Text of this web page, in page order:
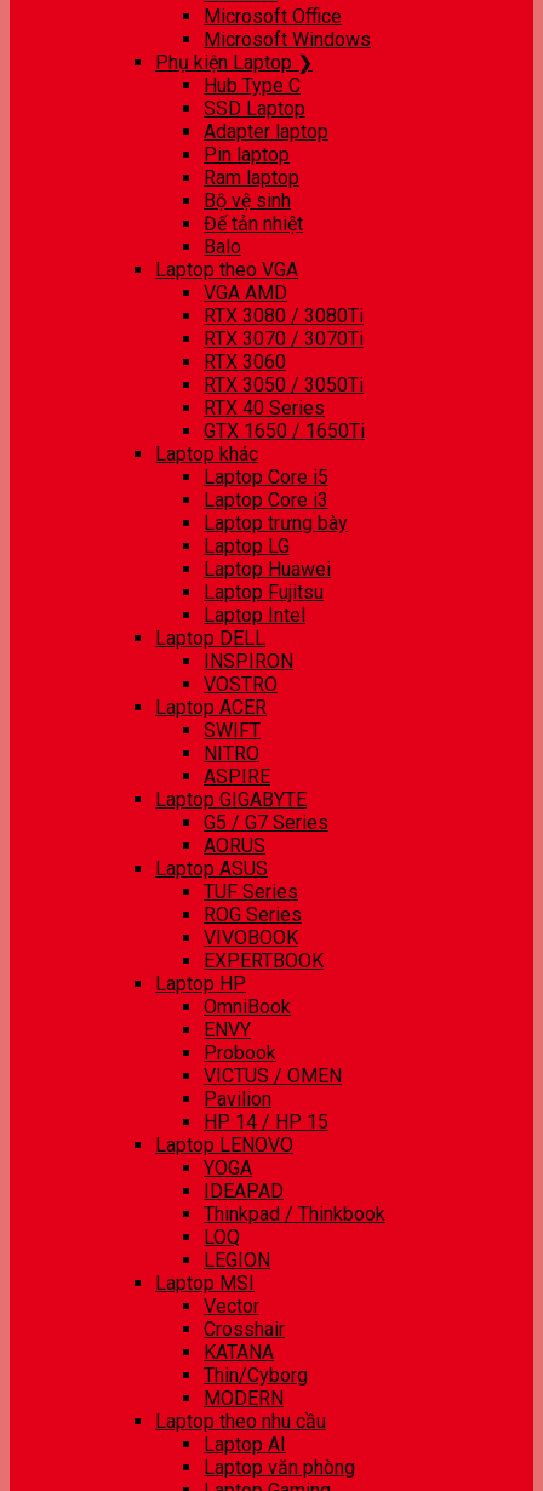
Microsoft Office
Microsoft Windows
Phụ kiện Laptop ❯
Hub Type C
SSD Laptop
Adapter laptop
Pin laptop
Ram laptop
Bộ vệ sinh
Đế tản nhiệt
Balo
Laptop theo VGA
VGA AMD
RTX 3080 / 3080Ti
RTX 3070 / 3070Ti
RTX 3060
RTX 3050 / 3050Ti
RTX 40 Series
GTX 1650 / 1650Ti
Laptop khác
Laptop Core i5
Laptop Core i3
Laptop trưng bày
Laptop LG
Laptop Huawei
Laptop Fujitsu
Laptop Intel
Laptop DELL
INSPIRON
VOSTRO
Laptop ACER
SWIFT
NITRO
ASPIRE
Laptop GIGABYTE
G5 / G7 Series
AORUS
Laptop ASUS
TUF Series
ROG Series
VIVOBOOK
EXPERTBOOK
Laptop HP
OmniBook
ENVY
Probook
VICTUS / OMEN
Pavilion
HP 14 / HP 15
Laptop LENOVO
YOGA
IDEAPAD
Thinkpad / Thinkbook
LOQ
LEGION
Laptop MSI
Vector
Crosshair
KATANA
Thin/Cyborg
MODERN
Laptop theo nhu cầu
Laptop AI
Laptop văn phòng